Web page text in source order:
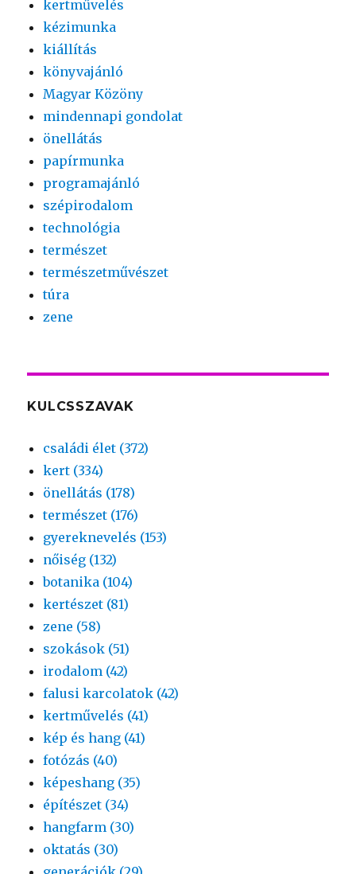
kertművelés
kézimunka
kiállítás
könyvajánló
Magyar Közöny
mindennapi gondolat
önellátás
papírmunka
programajánló
szépirodalom
technológia
természet
természetművészet
túra
zene
KULCSSZAVAK
családi élet (372)
kert (334)
önellátás (178)
természet (176)
gyereknevelés (153)
nőiség (132)
botanika (104)
kertészet (81)
zene (58)
szokások (51)
irodalom (42)
falusi karcolatok (42)
kertművelés (41)
kép és hang (41)
fotózás (40)
képeshang (35)
építészet (34)
hangfarm (30)
oktatás (30)